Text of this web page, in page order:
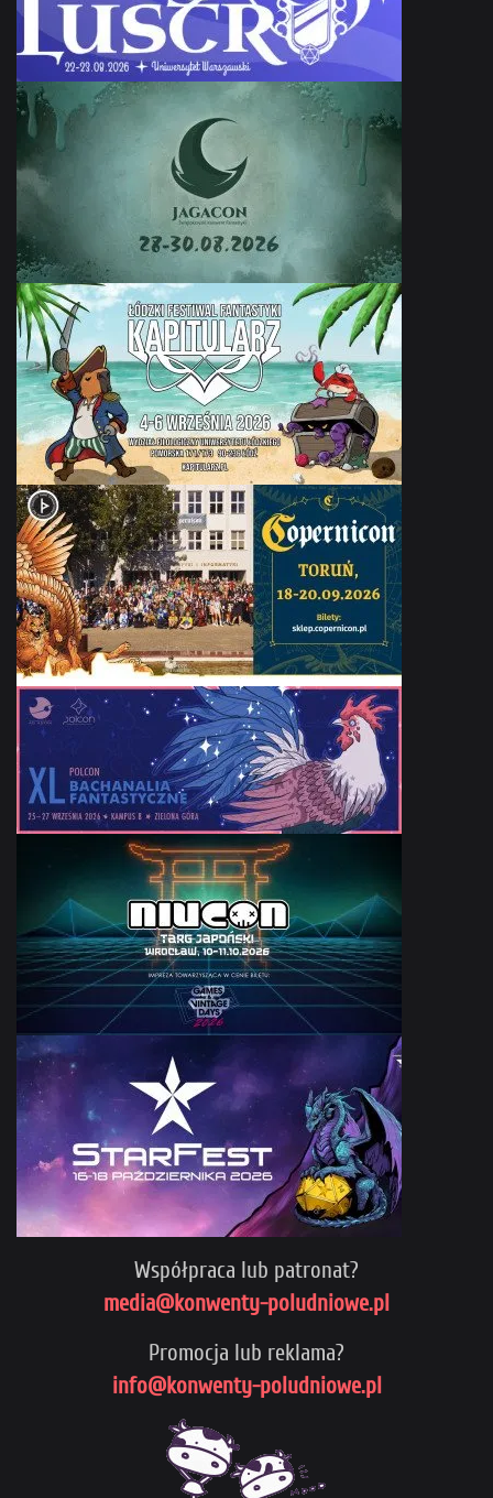
Współpraca lub patronat?
media@konwenty-poludniowe.pl
Promocja lub reklama?
info@konwenty-poludniowe.pl